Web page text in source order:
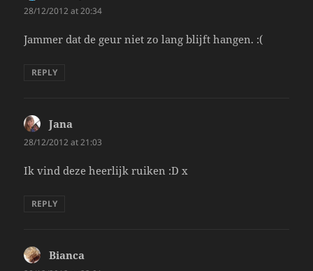
28/12/2012 at 20:34
Jammer dat de geur niet zo lang blijft hangen. :(
REPLY
Jana
28/12/2012 at 21:03
Ik vind deze heerlijk ruiken :D x
REPLY
Bianca